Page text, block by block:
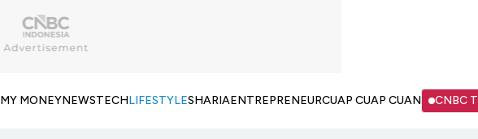
MY MONEYNEWSTECHLIFESTYLESHARIAENTREPRENEURCUAP CUAP CUAN CNBC